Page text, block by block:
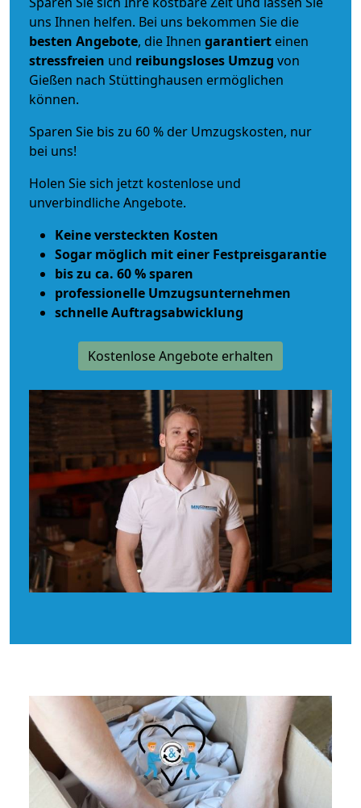
uns Ihnen helfen. Bei uns bekommen Sie die
besten Angebote, die Ihnen garantiert einen
stressfreien und reibungsloses Umzug von
Gießen nach Stüttinghausen ermöglichen
können.
Sparen Sie bis zu 60 % der Umzugskosten, nur
bei uns!
Holen Sie sich jetzt kostenlose und
unverbindliche Angebote.
Keine versteckten Kosten
Sogar möglich mit einer Festpreisgarantie
bis zu ca. 60 % sparen
professionelle Umzugsunternehmen
schnelle Auftragsabwicklung
Kostenlose Angebote erhalten